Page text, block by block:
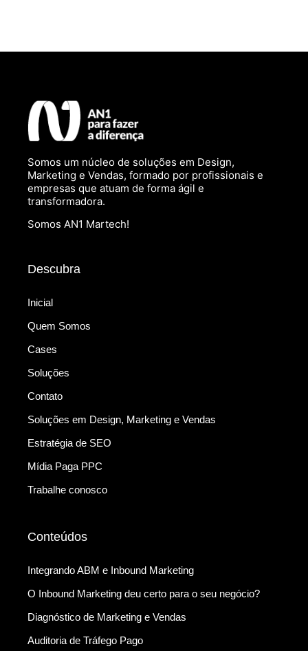
Somos um núcleo de soluções em Design,
Marketing e Vendas, formado por profissionais e
empresas que atuam de forma ágil e
transformadora.
Somos AN1 Martech!
Descubra
Inicial
Quem Somos
Cases
Soluções
Contato
Soluções em Design, Marketing e Vendas
Estratégia de SEO
Mídia Paga PPC
Trabalhe conosco
Conteúdos
Integrando ABM e Inbound Marketing
O Inbound Marketing deu certo para o seu negócio?
Diagnóstico de Marketing e Vendas
Auditoria de Tráfego Pago